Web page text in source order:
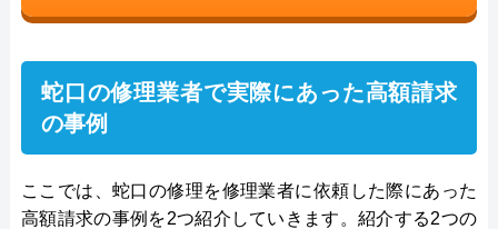
蛇口の修理業者で実際にあった高額請求
の事例
ここでは、蛇口の修理を修理業者に依頼した際にあった
高額請求の事例を2つ紹介していきます。紹介する2つの